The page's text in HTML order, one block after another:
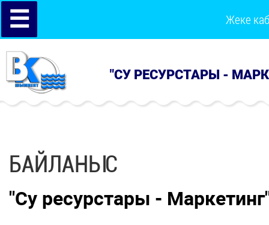
☰ Жеке
"СУ РЕСУРСТАРЫ -
БАЙЛАНЫС
"Су ресурстары -